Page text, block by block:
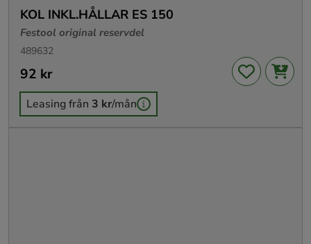
KOL INKL.HÅLLAR ES 150
Festool original reservdel
489632
Pris :92 kr
92 kr
Leasing från 3 kr/mån